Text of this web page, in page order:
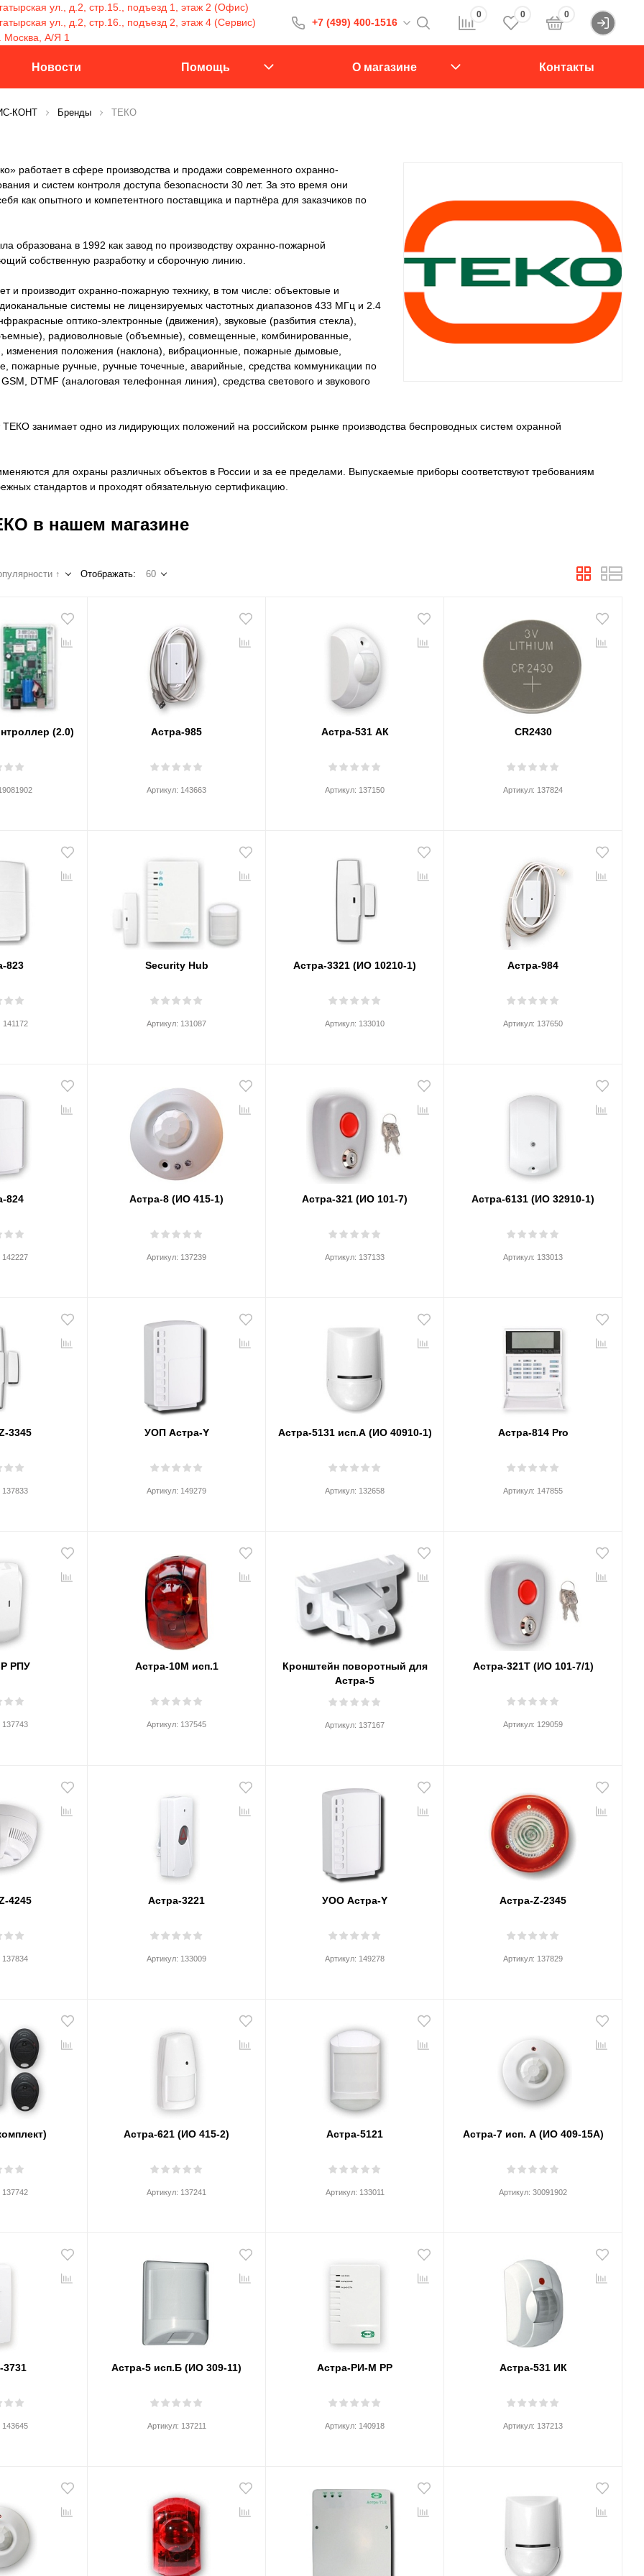
ул., д.2, стр.15., подъезд 1, этаж 2 (Офис)
ул., д.2, стр.16., подъезд 2, этаж 4 (Сервис)
Москва, А/Я 1
+7 (499) 400-1516
+7 (499) 400-1516
С 9:30 до 18:00
0 0 0
Новости Помощь О магазине Контакты
КОНТ Бренды ТЕКО
работает в сфере производства и продажи современного охранно-
и систем контроля доступа безопасности 30 лет. За это время они
как опытного и компетентного поставщика и партнёра для заказчиков по
образована в 1992 как завод по производству охранно-пожарной
собственную разработку и сборочную линию.
и производит охранно-пожарную технику, в том числе: объектовые и
системы не лицензируемых частотных диапазонов 433 МГц и 2.4
оптико-электронные (движения), звуковые (разбития стекла),
радиоволновые (объемные), совмещенные, комбинированные,
изменения положения (наклона), вибрационные, пожарные дымовые,
пожарные ручные, ручные точечные, аварийные, средства коммуникации по
DTMF (аналоговая телефонная линия), средства светового и звукового
занимает одно из лидирующих положений на российском рынке производства беспроводных систем охранной
для охраны различных объектов в России и за ее пределами. Выпускаемые приборы соответствуют требованиям
стандартов и проходят обязательную сертификацию.
в нашем магазине
↑ Отображать: 60
(2.0) Астра-985
Артикул: 143663
Астра-531 АК
Артикул: 137150
CR2430
Артикул: 137824
823
141172
Security Hub
Артикул: 131087
Астра-3321 (ИО 10210-1)
Артикул: 133010
Астра-984
Артикул: 137650
824
142227
Астра-8 (ИО 415-1)
Артикул: 137239
Астра-321 (ИО 101-7)
Артикул: 137133
Астра-6131 (ИО 32910-1)
Артикул: 133013
3345
137833
УОП Астра-Y
Артикул: 149279
Астра-5131 исп.А (ИО 40910-1)
Артикул: 132658
Астра-814 Pro
Артикул: 147855
РПУ
137743
Астра-10М исп.1
Артикул: 137545
Кронштейн поворотный для
Астра-5
Артикул: 137167
Астра-321Т (ИО 101-7/1)
Артикул: 129059
4245
137834
Астра-3221
Артикул: 133009
УОО Астра-Y
Артикул: 149278
Астра-Z-2345
Артикул: 137829
137742
Астра-621 (ИО 415-2)
Артикул: 137241
Астра-5121
Артикул: 133011
Астра-7 исп. А (ИО 409-15А)
Артикул: 30091902
3731
143645
Астра-5 исп.Б (ИО 309-11)
Артикул: 137211
Астра-РИ-М РР
Артикул: 140918
Астра-531 ИК
Артикул: 137213